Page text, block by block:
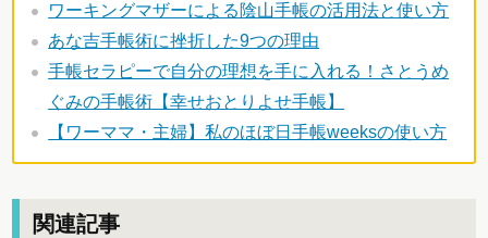
ワーキングマザーによる陰山手帳の活用法と使い方
あな吉手帳術に挫折した9つの理由
手帳セラピーで自分の理想を手に入れる！さとうめ
ぐみの手帳術【幸せおとりよせ手帳】
【ワーママ・主婦】私のほぼ日手帳weeksの使い方
関連記事